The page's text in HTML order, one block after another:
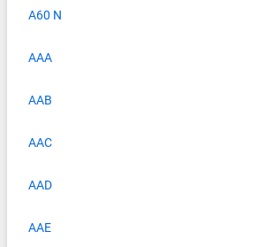
A60 N
AAA
AAB
AAC
AAD
AAE